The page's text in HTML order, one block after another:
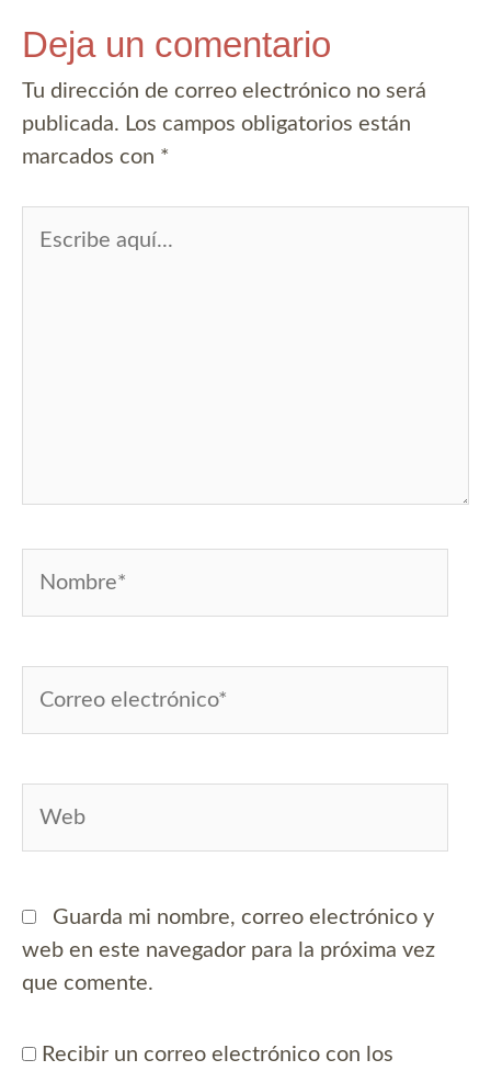
Deja un comentario
Tu dirección de correo electrónico no será
publicada. Los campos obligatorios están
marcados con *
aquí...
electrónico*
Guarda mi nombre, correo electrónico y
web en este navegador para la próxima vez
que comente.
Recibir un correo electrónico con los